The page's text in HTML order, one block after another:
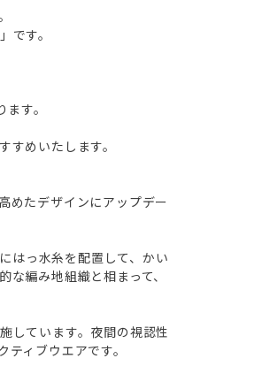
です。
す。
めいたします。
めたデザインにアップデー
はっ水糸を配置して、かい
編み地組織と相まって、
しています。夜間の視認性
ィブウエアです。